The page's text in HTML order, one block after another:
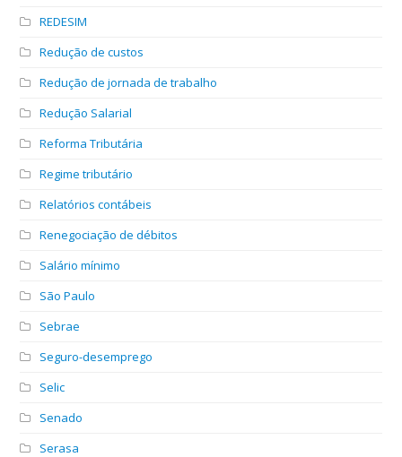
REDESIM
Redução de custos
Redução de jornada de trabalho
Redução Salarial
Reforma Tributária
Regime tributário
Relatórios contábeis
Renegociação de débitos
Salário mínimo
São Paulo
Sebrae
Seguro-desemprego
Selic
Senado
Serasa